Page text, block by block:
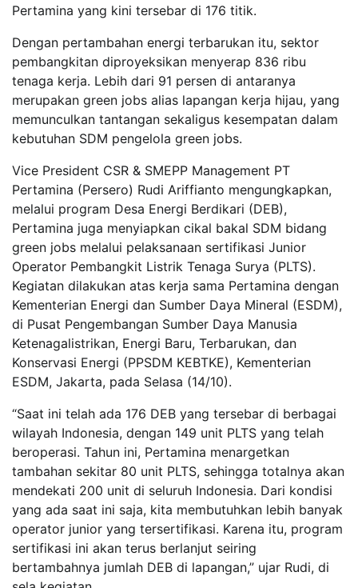
Pertamina yang kini tersebar di 176 titik.
Dengan pertambahan energi terbarukan itu, sektor
pembangkitan diproyeksikan menyerap 836 ribu
tenaga kerja. Lebih dari 91 persen di antaranya
merupakan green jobs alias lapangan kerja hijau, yang
memunculkan tantangan sekaligus kesempatan dalam
kebutuhan SDM pengelola green jobs.
Vice President CSR & SMEPP Management PT
Pertamina (Persero) Rudi Ariffianto mengungkapkan,
melalui program Desa Energi Berdikari (DEB),
Pertamina juga menyiapkan cikal bakal SDM bidang
green jobs melalui pelaksanaan sertifikasi Junior
Operator Pembangkit Listrik Tenaga Surya (PLTS).
Kegiatan dilakukan atas kerja sama Pertamina dengan
Kementerian Energi dan Sumber Daya Mineral (ESDM),
di Pusat Pengembangan Sumber Daya Manusia
Ketenagalistrikan, Energi Baru, Terbarukan, dan
Konservasi Energi (PPSDM KEBTKE), Kementerian
ESDM, Jakarta, pada Selasa (14/10).
“Saat ini telah ada 176 DEB yang tersebar di berbagai
wilayah Indonesia, dengan 149 unit PLTS yang telah
beroperasi. Tahun ini, Pertamina menargetkan
tambahan sekitar 80 unit PLTS, sehingga totalnya akan
mendekati 200 unit di seluruh Indonesia. Dari kondisi
yang ada saat ini saja, kita membutuhkan lebih banyak
operator junior yang tersertifikasi. Karena itu, program
sertifikasi ini akan terus berlanjut seiring
bertambahnya jumlah DEB di lapangan,” ujar Rudi, di